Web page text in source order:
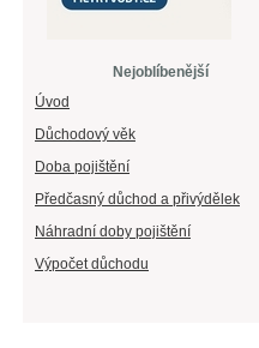
Nejoblíbenější
Úvod
Důchodový věk
Doba pojištění
Předčasný důchod a přivýdělek
Náhradní doby pojištění
Výpočet důchodu